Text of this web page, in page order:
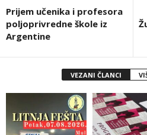
Prijem učenika i profesora
poljoprivredne škole iz
Argentine
VEZANI ČLANCI